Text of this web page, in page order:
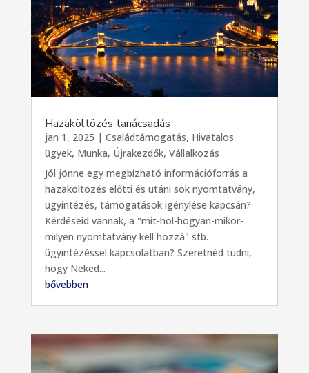
Hazaköltözés tanácsadás
jan 1, 2025 | Családtámogatás, Hivatalos
ügyek, Munka, Újrakezdők, Vállalkozás
Jól jönne egy megbízható információforrás a
hazaköltözés előtti és utáni sok nyomtatvány,
ügyintézés, támogatások igénylése kapcsán?
Kérdéseid vannak, a "mit-hol-hogyan-mikor-
milyen nyomtatvány kell hozzá" stb.
ügyintézéssel kapcsolatban? Szeretnéd tudni,
hogy Neked...
bővebben